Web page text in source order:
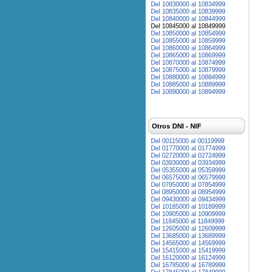
Del 10830000 al 10834999
Del 10835000 al 10839999
Del 10840000 al 10844999
Del 10845000 al 10849999
Del 10850000 al 10854999
Del 10855000 al 10859999
Del 10860000 al 10864999
Del 10865000 al 10869999
Del 10870000 al 10874999
Del 10875000 al 10879999
Del 10880000 al 10884999
Del 10885000 al 10889999
Del 10890000 al 10894999
Otros DNI - NIF
Del 00115000 al 00119999
Del 01770000 al 01774999
Del 02720000 al 02724999
Del 03930000 al 03934999
Del 05355000 al 05359999
Del 06575000 al 06579999
Del 07850000 al 07854999
Del 08950000 al 08954999
Del 09430000 al 09434999
Del 10185000 al 10189999
Del 10905000 al 10909999
Del 11845000 al 11849999
Del 12605000 al 12609999
Del 13685000 al 13689999
Del 14565000 al 14569999
Del 15415000 al 15419999
Del 16120000 al 16124999
Del 16785000 al 16789999